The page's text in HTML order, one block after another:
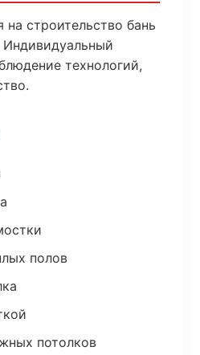
строительство бань
технологий,
полов
потолков